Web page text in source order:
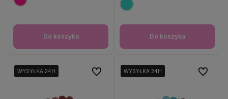
Do koszyka Do koszyka
WYSYŁKA 24H
WYSYŁKA 24H Do ulubionychWYSYŁKA 24H
WYSYŁKA 24H Do